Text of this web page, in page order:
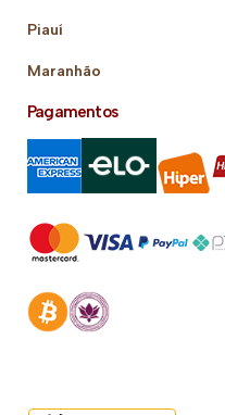
Piauí
Maranhão
Pagamentos